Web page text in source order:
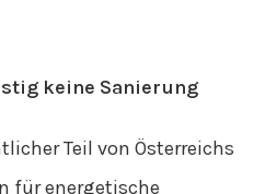
keine Sanierung
Teil von Österreichs
für energetische